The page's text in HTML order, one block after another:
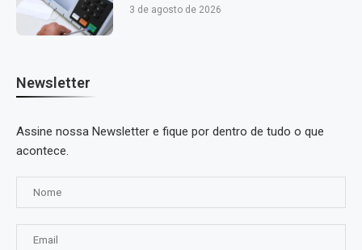
3 de agosto de 2026
Newsletter
Assine nossa Newsletter e fique por dentro de tudo o que
acontece.